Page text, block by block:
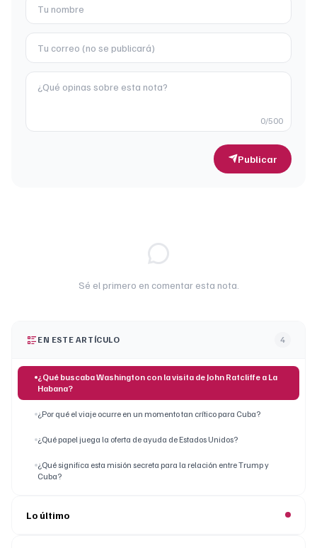
0/500
Publicar
Sé el primero en comentar esta nota.
EN ESTE ARTÍCULO 4
¿Qué buscaba Washington con la visita de John Ratcliffe a La
Habana?
¿Por qué el viaje ocurre en un momento tan crítico para Cuba?
¿Qué papel juega la oferta de ayuda de Estados Unidos?
¿Qué significa esta misión secreta para la relación entre Trump y
Cuba?
Lo último